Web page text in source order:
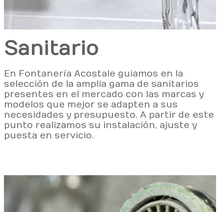
Sanitario
En Fontanería Acosta le guiamos en la
selección de la amplia gama de sanitarios
presentes en el mercado con las marcas y
modelos que mejor se adapten a sus
necesidades y presupuesto. A partir de este
punto realizamos su instalación, ajuste y
puesta en servicio.